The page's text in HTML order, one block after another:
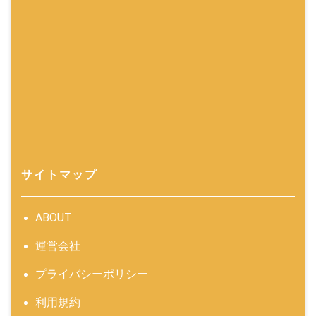
サイトマップ
ABOUT
運営会社
プライバシーポリシー
利用規約